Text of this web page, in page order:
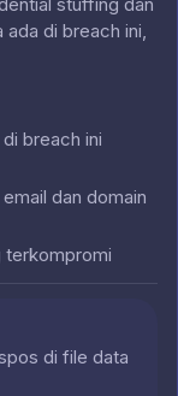
ada di breach ini,
breach ini
dan domain
terkompromi
di file data